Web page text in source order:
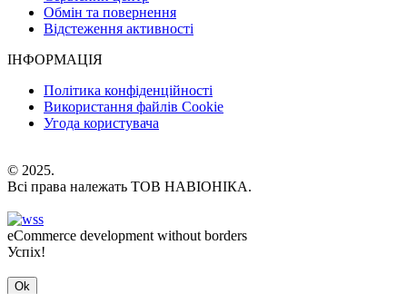
Обмін та повернення
Відстеження активності
ІНФОРМАЦІЯ
Політика конфіденційності
Використання файлів Cookie
Угода користувача
© 2025.
Всі права належать ТОВ НАВІОНІКА.
eCommerce development without borders
Успіх!
Ok